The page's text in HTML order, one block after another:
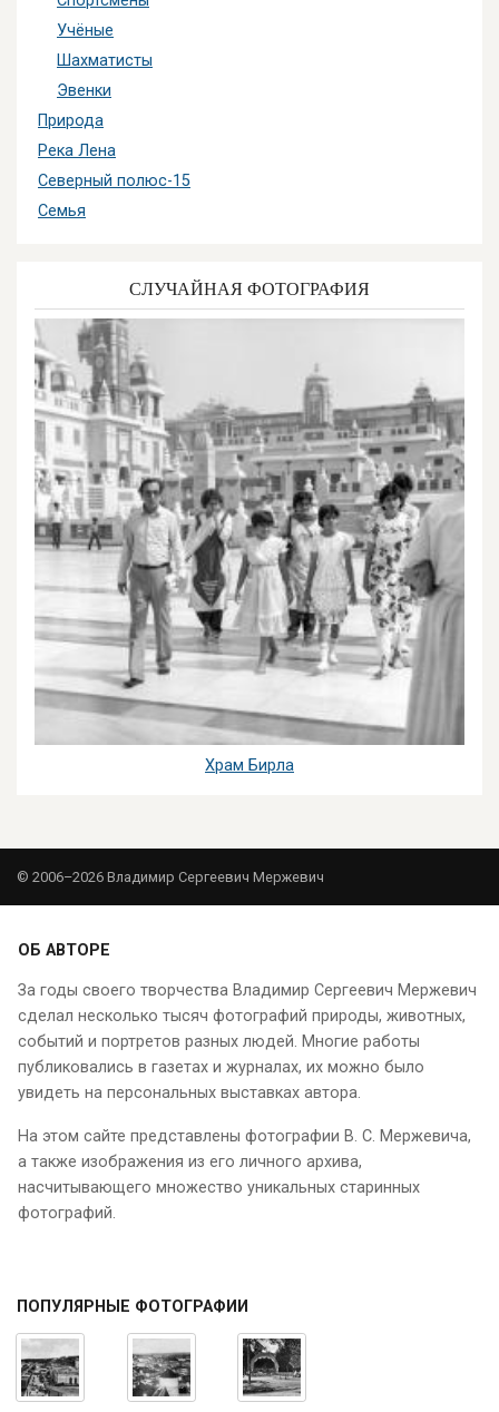
Учёные
Шахматисты
Эвенки
Природа
Река Лена
Северный полюс-15
Семья
СЛУЧАЙНАЯ ФОТОГРАФИЯ
Храм Бирла
© 2006–2026 Владимир Сергеевич Мержевич
ОБ АВТОРЕ
За годы своего творчества Владимир Сергеевич Мержевич
сделал несколько тысяч фотографий природы, животных,
событий и портретов разных людей. Многие работы
публиковались в газетах и журналах, их можно было
увидеть на персональных выставках автора.
На этом сайте представлены фотографии В. С. Мержевича,
а также изображения из его личного архива,
насчитывающего множество уникальных старинных
фотографий.
ПОПУЛЯРНЫЕ ФОТОГРАФИИ